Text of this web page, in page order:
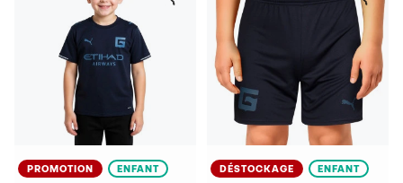
PROMOTION ENFANT DÉSTOCKAGE ENFANT